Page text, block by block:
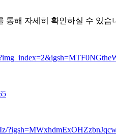
통해 자세히 확인하실 수 있습